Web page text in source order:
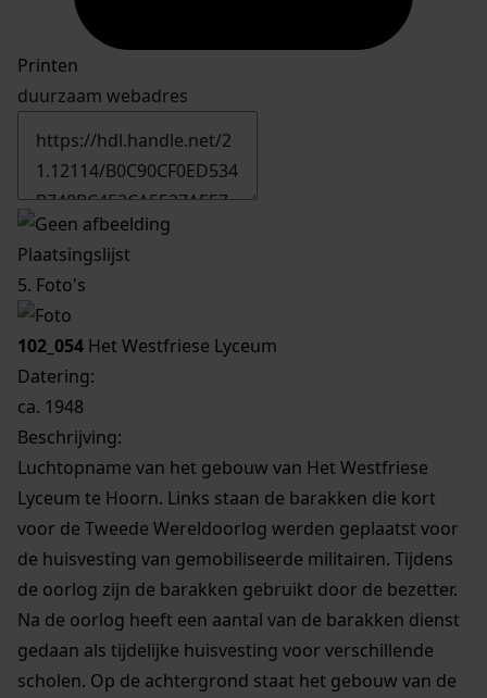
Printen
duurzaam webadres
Plaatsingslijst
5. Foto's
102_054 Het Westfriese Lyceum
Datering:
ca. 1948
Beschrijving:
Luchtopname van het gebouw van Het Westfriese
Lyceum te Hoorn. Links staan de barakken die kort
voor de Tweede Wereldoorlog werden geplaatst voor
de huisvesting van gemobiliseerde militairen. Tijdens
de oorlog zijn de barakken gebruikt door de bezetter.
Na de oorlog heeft een aantal van de barakken dienst
gedaan als tijdelijke huisvesting voor verschillende
scholen. Op de achtergrond staat het gebouw van de